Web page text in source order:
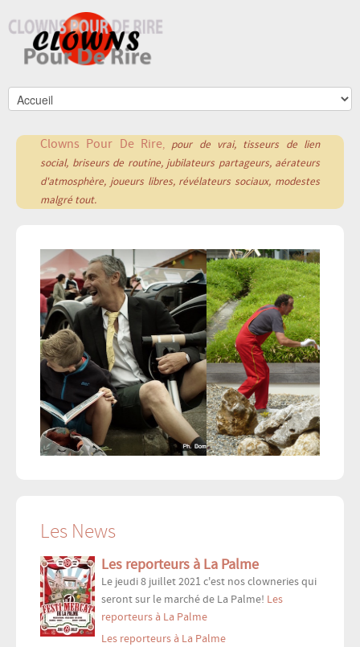
Clowns Pour De Rire, pour de vrai, tisseurs de lien
social, briseurs de routine, jubilateurs partageurs, aérateurs
d'atmosphère, joueurs libres, révélateurs sociaux, modestes
malgré tout.
Les News
Les reporteurs à La Palme
Le jeudi 8 juillet 2021 c'est nos clowneries qui
seront sur le marché de La Palme! Les
reporteurs à La Palme
Les reporteurs à La Palme